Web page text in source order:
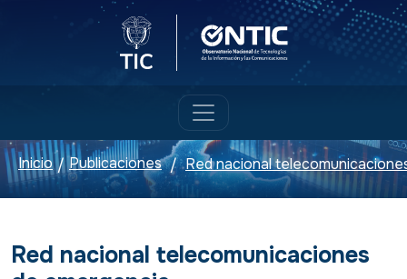
Logo del Ministerio TICLogo ONTIC
Inicio / Publicaciones /
Red nacional telecomunicaciones